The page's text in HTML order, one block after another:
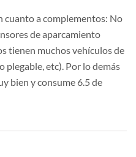
cuanto a complementos: No
de aparcamiento
tienen muchos vehículos de
plegable, etc). Por lo demás
bien y consume 6.5 de